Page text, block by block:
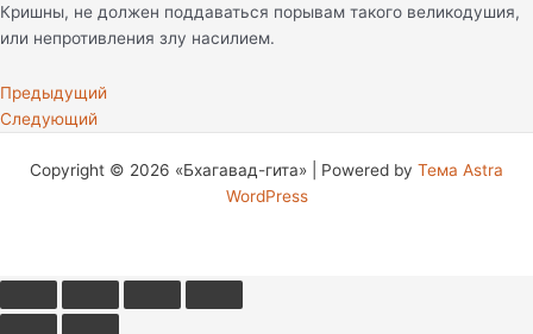
Кришны, не должен поддаваться порывам такого великодушия,
или непротивления злу насилием.
Предыдущий
Следующий
Copyright © 2026 «Бхагавад-гита» | Powered by Тема Astra
WordPress